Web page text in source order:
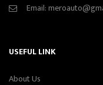
Email:
USEFUL LINK
About Us